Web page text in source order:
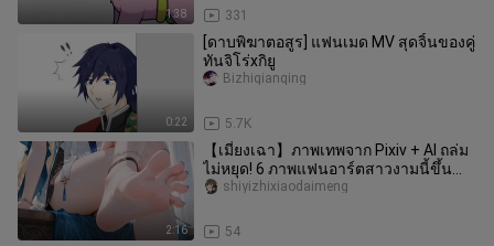
1:38 331
0:22
[ดาบพิฆาตอสูร] แฟนเมด MV สุดจิ้นของคู่
ทันจิโร่xกิยู
5.7K
Bizhiqianqing
2:16
【เมี่ยงเฉา】ภาพเทพจาก Pixiv + AI ถล่ม
ไม่หยุด! 6 ภาพแฟนอาร์ตสาวงามนี้ขึ้น
แท่นสุดยอดไปเลย!
54
shiyizhixiaodaimeng